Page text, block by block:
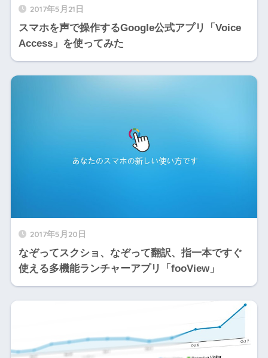
2017年5月21日
スマホを声で操作するGoogle公式アプリ「Voice
Access」を使ってみた
2017年5月20日
なぞってスクショ、なぞって翻訳、指一本ですぐ
使える多機能ランチャーアプリ「fooView」